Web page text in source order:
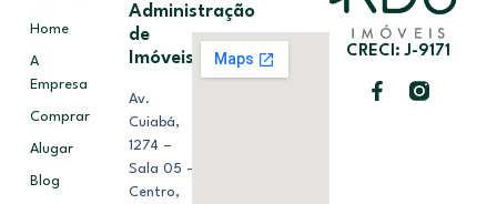
CRECI: J-9171
Home
A
Empresa
Comprar
Alugar
Blog
Administração
de
Imóveis
Av.
Cuiabá,
1274 –
Sala 05 –
Centro,